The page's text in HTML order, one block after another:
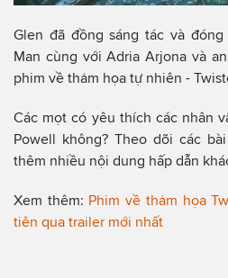
Glen đã đồng sáng tác và
Man cùng với Adria Arjona và
phim về thảm họa tự nhiên -
Các mọt có yêu thích các nhân
Powell không? Theo dõi các
thêm nhiều nội dung hấp dẫn
Xem thêm: Phim về thảm họa
tiên qua trailer mới nhất